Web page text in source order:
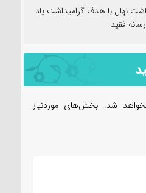
نهال با هدف گرامیداشت یاد
فقید
شد. بخش‌های موردنیاز